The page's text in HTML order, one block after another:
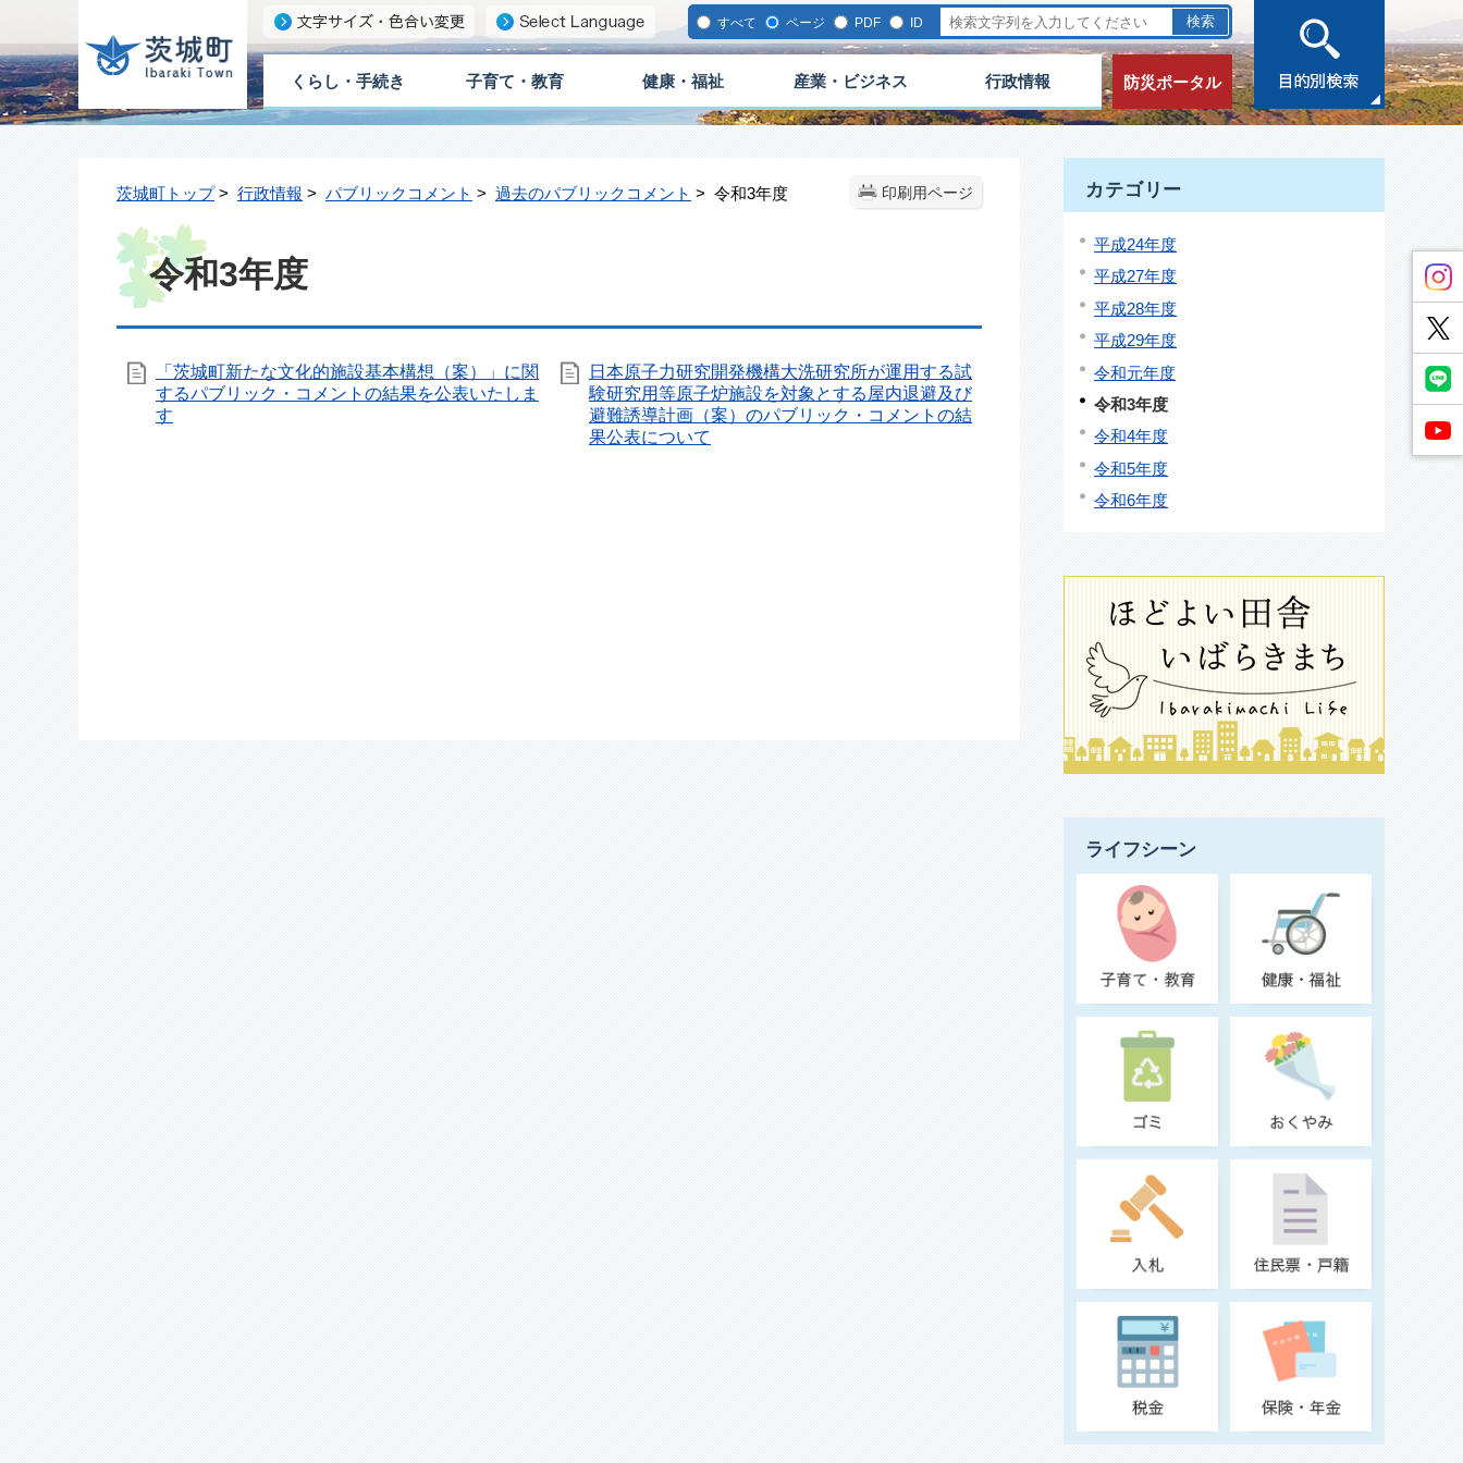
すべて ページ PDF ID
くらし・手続き 子育て・教育 健康・福祉 産業・ビジネス 行政情報 防災ポータル
印刷用ページ
茨城町トップ> 行政情報 > パブリックコメント > 過去のパブリックコメント > 令和3年度
令和3年度
「茨城町新たな文化的施設基本構想（案）」に関
するパブリック・コメントの結果を公表いたしま
す
日本原子力研究開発機構大洗研究所が運用する試
験研究用等原子炉施設を対象とする屋内退避及び
避難誘導計画（案）のパブリック・コメントの結
果公表について
カテゴリー
平成24年度
平成27年度
平成28年度
平成29年度
令和元年度
令和3年度
令和4年度
令和5年度
令和6年度
ライフシーン